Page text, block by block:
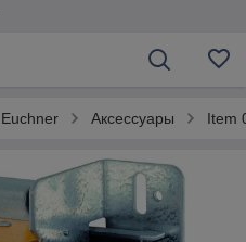
Euchner Аксессуары Item